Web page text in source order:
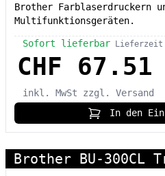
Brother Farblaserdruckern
Multifunktionsgeräten.
Sofort lieferbar Lieferzeit
CHF 67.51
inkl. MwSt
zzgl. Versand
In den
Brother BU-300CL